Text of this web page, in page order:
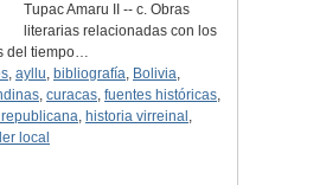
Tupac Amaru II -- c. Obras
literarias relacionadas con los
del tiempo…
, ayllu, bibliografía, Bolivia,
, curacas, fuentes históricas,
, historia virreinal ,
local